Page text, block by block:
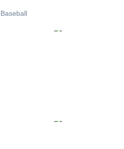
Baseball